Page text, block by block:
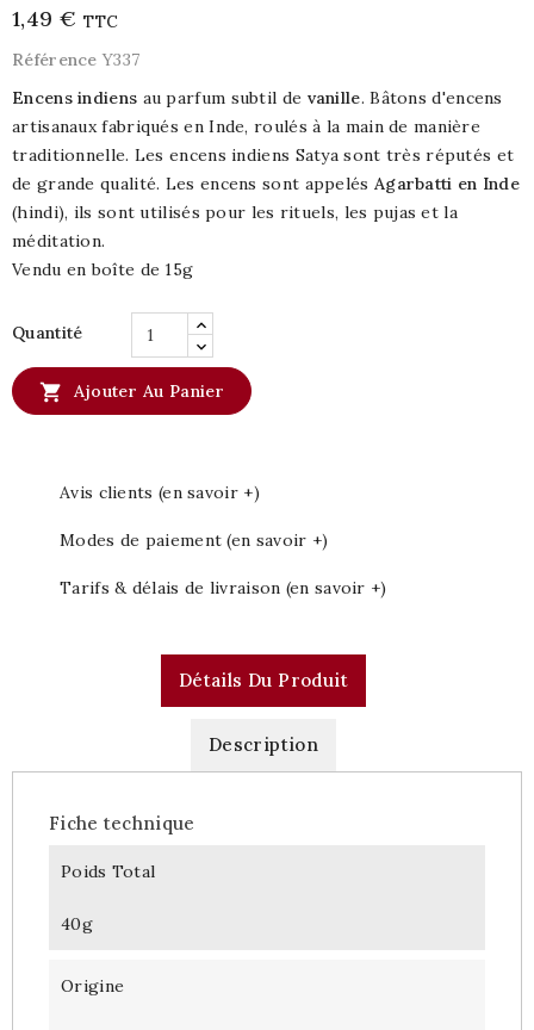
1,49 € TTC
Référence Y337
Encens indiens au parfum subtil de vanille. Bâtons d'encens
artisanaux fabriqués en Inde, roulés à la main de manière
traditionnelle. Les encens indiens Satya sont très réputés et
de grande qualité. Les encens sont appelés Agarbatti en Inde
(hindi), ils sont utilisés pour les rituels, les pujas et la
méditation.
Vendu en boîte de 15g
Quantité
 Ajouter Au Panier
Avis clients (en savoir +)
Modes de paiement (en savoir +)
Tarifs & délais de livraison (en savoir +)
Détails Du Produit
Description
Fiche technique
Poids Total
40g
Origine